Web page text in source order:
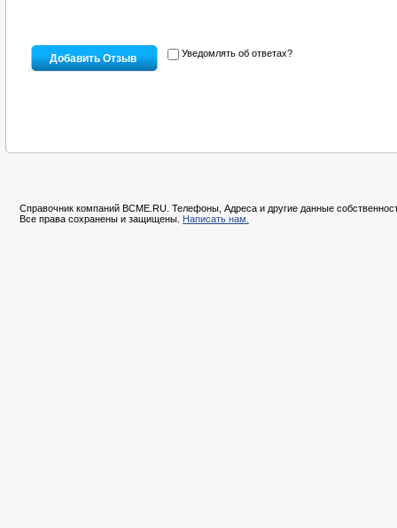
Уведомлять об ответах?
Справочник компаний BCME.RU. Телефоны, Адреса и другие данные
Все права сохранены и защищены. Написать нам.